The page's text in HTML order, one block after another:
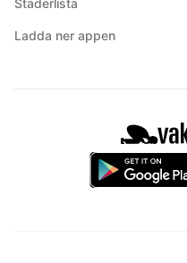
Städerlista
Ladda ner appen